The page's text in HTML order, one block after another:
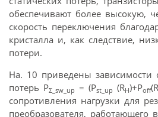
обеспечивают более высокую,
скорость переключения
кристалла и, как следствие,
потери.
На. 10 приведены
потерь PΣ_sw_up = (Pst_up (RH)+Poff(R
сопротивления нагрузки для
преобразователя, работающего